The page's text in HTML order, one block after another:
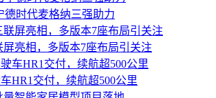
德时代麦格纳三强助力
亮相，多版本7座布局引关注
HR1交付，续航超500公里